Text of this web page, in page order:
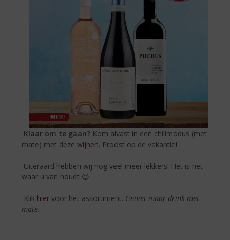
Klaar om te gaan? Kom alvast in een chillmodus (met
mate) met dezewijnen. Proost op de vakantie!
Uiteraard hebben wij nog veel meer lekkers! Het is net
waar u van houdt 😉
Klik hier voor het assortiment. Geniet maar drink met
mate.